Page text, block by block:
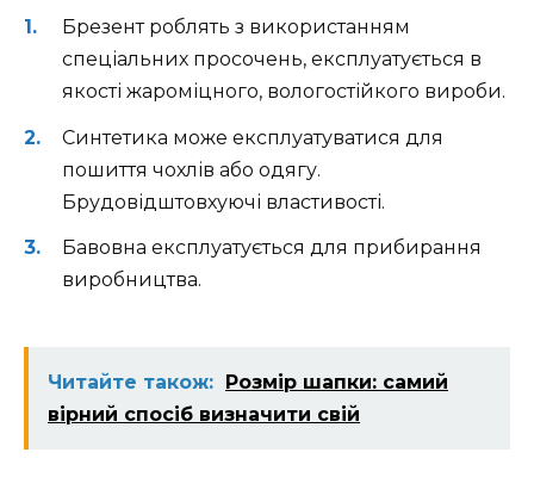
Брезент роблять з використанням
спеціальних просочень, експлуатується в
якості жароміцного, вологостійкого вироби.
Синтетика може експлуатуватися для
пошиття чохлів або одягу.
Брудовідштовхуючі властивості.
Бавовна експлуатується для прибирання
виробництва.
Читайте також: Розмір шапки: самий
вірний спосіб визначити свій